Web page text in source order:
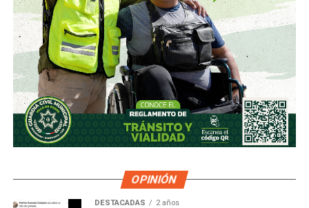
OPINIÓN
DESTACADAS 2 años